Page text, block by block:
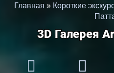
Главная » Короткие
3D Галерея